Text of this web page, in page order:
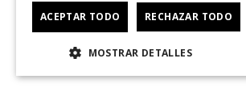
ACEPTAR TODO RECHAZAR TODO
MOSTRAR DETALLES